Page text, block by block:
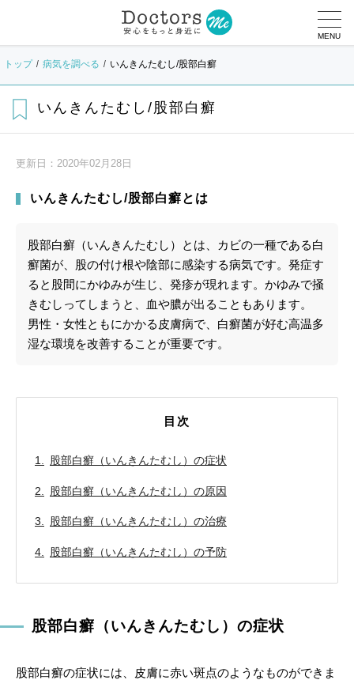
MENU
トップ 病気を調べる いんきんたむし/股部白癬
いんきんたむし/股部白癬
更新日： 2020年02月28日
いんきんたむし/股部白癬とは
股部白癬（いんきんたむし）とは、カビの一種である白
癬菌が、股の付け根や陰部に感染する病気です。発症す
ると股間にかゆみが生じ、発疹が現れます。かゆみで掻
きむしってしまうと、血や膿が出ることもあります。
男性・女性ともにかかる皮膚病で、白癬菌が好む高温多
湿な環境を改善することが重要です。
目次
股部白癬（いんきんたむし）の症状
股部白癬（いんきんたむし）の原因
股部白癬（いんきんたむし）の治療
股部白癬（いんきんたむし）の予防
股部白癬（いんきんたむし）の症状
股部白癬の症状には、皮膚に赤い斑点のようなものができま